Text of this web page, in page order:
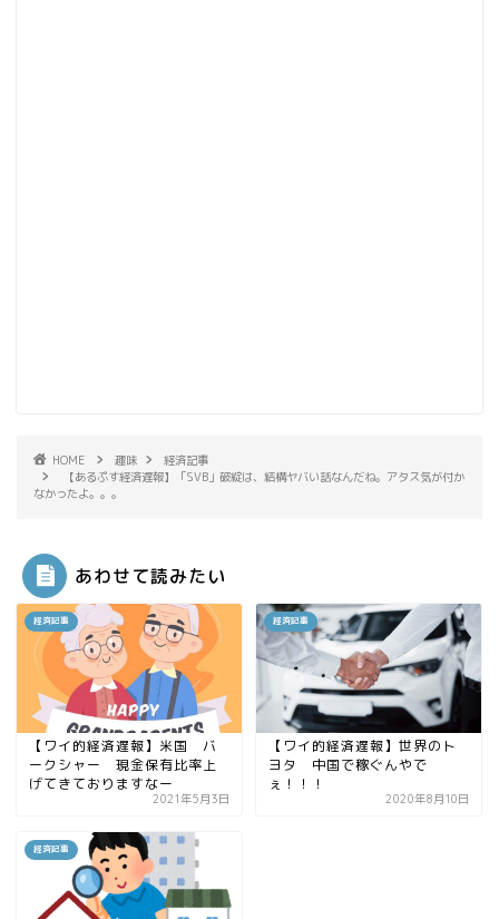
HOME 趣味
経済記事
【あるぷす経済遅報】「SVB」破綻は、結構ヤバい話なんだね。アタス気が付か
なかったよ。。。
あわせて読みたい
経済記事
【ワイ的経済遅報】米国 バ
ークシャー 現金保有比率上
げてきておりますなー
2021年5月3日
経済記事
【ワイ的経済遅報】世界のト
ヨタ 中国で稼ぐんやで
ぇ！！！
2020年8月10日
経済記事